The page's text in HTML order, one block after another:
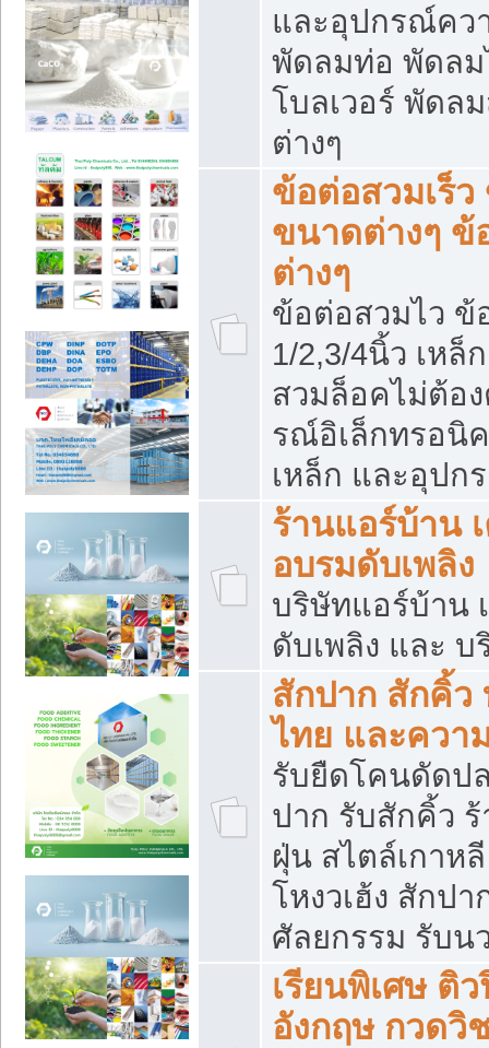
และอุปกรณ์คว
พัดลมท่อ พัดลม
โบลเวอร์ พัดล
ต่างๆ
ข้อต่อสวมเร็
ขนาดต่างๆ ข้
ต่างๆ
ข้อต่อสวมไว ข้
1/2,3/4นิ้ว เหล็
สวมล็อคไม่ต้อ
รณ์อิเล็กทรอนิ
เหล็ก และอุปก
ร้านแอร์บ้าน
อบรมดับเพลิง
บริษัทแอร์บ้าน
ดับเพลิง และ
สักปาก สักคิ้
ไทย และควา
รับยืดโคนดัดป
ปาก รับสักคิ้ว
ฝุ่น สไตล์เกาห
โหงวเฮ้ง สักป
ศัลยกรรม รับน
เรียนพิเศษ ติ
อังกฤษ กวดวิ